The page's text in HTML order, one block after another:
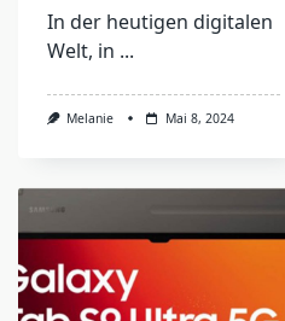
In der heutigen digitalen
Welt, in ...
Melanie Mai 8, 2024